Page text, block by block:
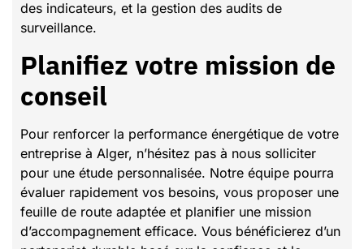
des indicateurs, et la gestion des audits de
surveillance.
Planifiez votre mission de
conseil
Pour renforcer la performance énergétique de votre
entreprise à Alger, n’hésitez pas à nous solliciter
pour une étude personnalisée. Notre équipe pourra
évaluer rapidement vos besoins, vous proposer une
feuille de route adaptée et planifier une mission
d’accompagnement efficace. Vous bénéficierez d’un